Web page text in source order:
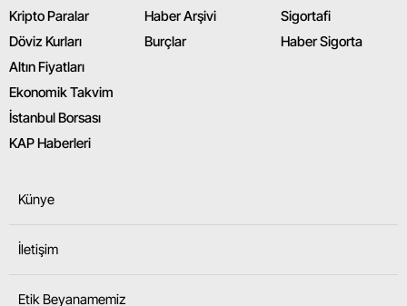
Kripto Paralar
Döviz Kurları
Altın Fiyatları
Ekonomik Takvim
İstanbul Borsası
KAP Haberleri
Haber Arşivi
Burçlar
Sigortafi
Haber Sigorta
Künye
İletişim
Etik Beyanamemiz